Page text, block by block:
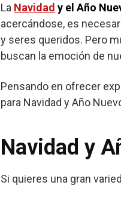
La Navidad y el Año
acercándose, es
y seres queridos. Pero
buscan la emoción de
Pensando en ofrecer
para Navidad y Año
Navidad y
Si quieres una gran